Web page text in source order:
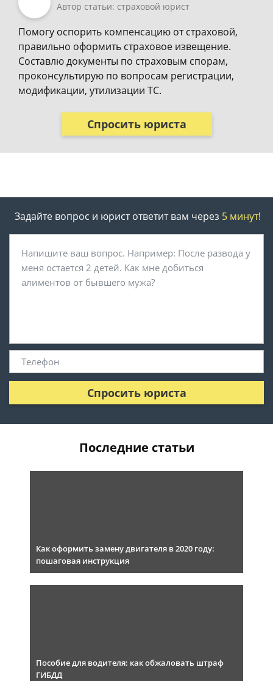
Автор статьи: страховой юрист
Помогу оспорить компенсацию от страховой,
правильно оформить страховое извещение.
Составлю документы по страховым спорам,
проконсультирую по вопросам регистрации,
модификации, утилизации ТС.
Спросить юриста
Задайте вопрос и юрист ответит вам через 5 минут!
Спросить юриста
Последние статьи
Как оформить замену двигателя в 2020 году:
пошаговая инструкция
Пособие для водителя: как обжаловать штраф
ГИБДД